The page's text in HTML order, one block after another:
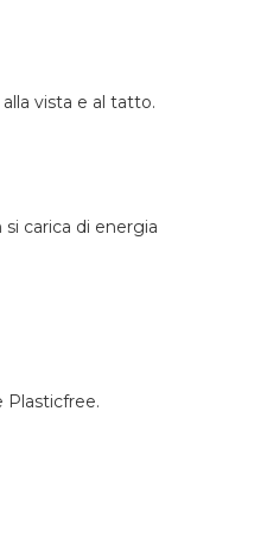
vista e al tatto.
carica di energia
Plasticfree.